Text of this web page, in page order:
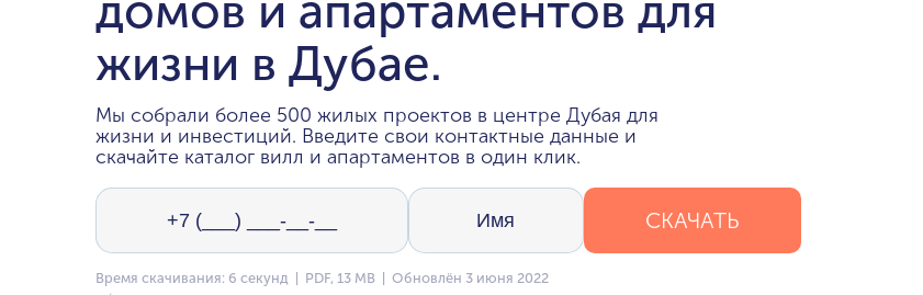
жизни в Дубае.
Мы собрали более 500 жилых проектов в центре Дубая для
жизни и инвестиций. Введите свои контактные данные и
скачайте каталог вилл и апартаментов в один клик.
СКАЧАТЬ
Время скачивания: 6 секунд | PDF, 13 MB | Обновлён 3 июня 2022